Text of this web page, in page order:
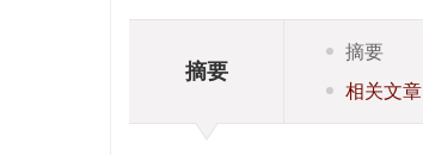
摘要
摘要
相关文章